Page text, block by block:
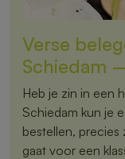
Verse
Schiedam
Heb je zin in een
Schiedam kun je
bestellen, precies
gaat voor een